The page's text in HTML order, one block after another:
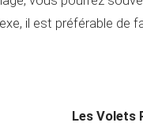
il est préférable de
Les Volets